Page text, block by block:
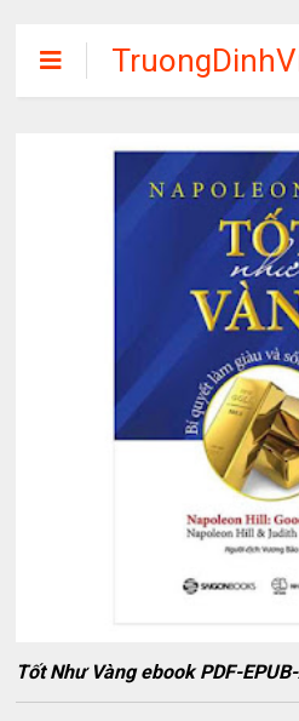
Chia sẽ
phần mềm
tập miễn phí
Tốt Như Vàng ebook PDF-